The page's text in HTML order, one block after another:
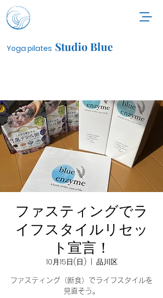
Yoga pilates Studio Blue
ファスティングでラ
イフスタイルリセッ
ト宣言！
10月15日(日) 品川区
ファスティング（断食）でライフスタイルを
見直そう。